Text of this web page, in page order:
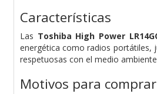
Características
Las Toshiba High Power
energética como radios portátiles,
respetuosas con el medio
Motivos para